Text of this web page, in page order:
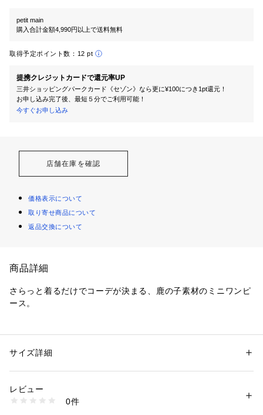
petit main
購入合計金額4,990円以上で送料無料
取得予定ポイント数： 12 pt
提携クレジットカードで還元率UP
三井ショッピングパークカード《セゾン》なら更に¥100につき1pt還元！
お申し込み完了後、最短５分でご利用可能！
今すぐお申し込み
店舗在庫を確認
価格表示について
取り寄せ商品について
返品交換について
商品詳細
さらっと着るだけでコーデが決まる、鹿の子素材のミニワンピ
ース。
す
使いにぴったり
・洗濯後も乾きやすく、お手入れしやすいのも嬉しいポイント
性別：キッズ・ベビー
素材：綿56% ポリエステル44%
洗濯：液温は30℃を限度とし、洗濯機で弱い洗濯処理ができる
漂白処理はできない
サイズ詳細
レビュー
0件